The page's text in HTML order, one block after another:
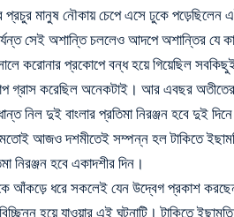
প্রচুর মানুষ নৌকায় চেপে এসে ঢুকে
সেই অশান্তি চললেও আদপে অশান্তির যে
করোনার প্রকোপে বন্ধ হয়ে গিয়েছিল
গ্রাস করেছিল অনেকটাই। আর এবছর
নিল দুই বাংলার প্রতিমা নিরঞ্জন হবে দুই
মতোই আজও দশমীতেই সম্পন্ন হল টাকিতে
নিরঞ্জন হবে একাদশীর দিন।
আঁকড়ে ধরে সকলেই যেন উদ্বেগ প্রকাশ
হয়ে যাওয়ার এই ঘটনাটি। টাকিতে